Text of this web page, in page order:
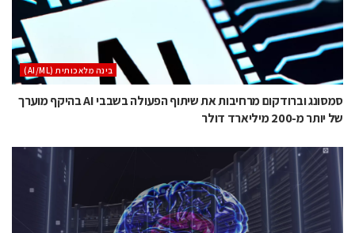
בינה מלאכותית (AI/ML)
סמסונג וברודקום מרחיבות את שיתוף הפעולה בשבבי AI בהיקף מוערך
של יותר מ-200 מיליארד דולר